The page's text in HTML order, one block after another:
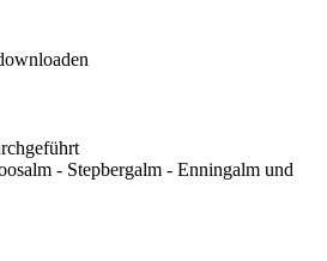
- Stepbergalm - Enningalm und